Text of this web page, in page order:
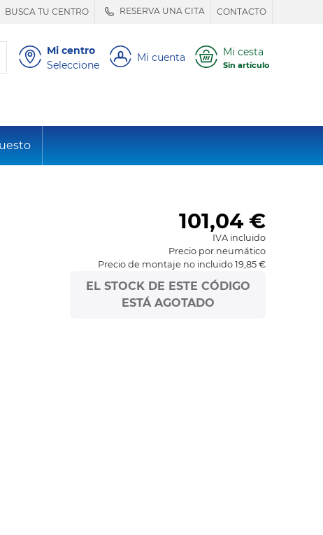
BUSCA TU CENTRO RESERVA UNA CITA CONTACTO
Mi centro
Seleccione
Mi cuenta Mi cesta
Sin artículo
101,04€
IVA incluido
Precio por neumático
Precio de montaje no incluido 19,85 €
EL STOCK DE ESTE CÓDIGO
ESTÁ AGOTADO